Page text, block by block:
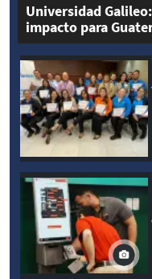
Universidad
impacto para